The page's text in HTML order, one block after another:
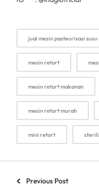
jual mesin pasteurisasi susu
mesin retort
mesin retort makanan
mesin retort murah
mini retort
Previous Post